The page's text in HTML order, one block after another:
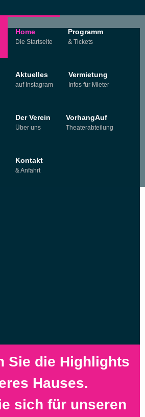
Home
Die Startseite
Programm
& Tickets
Aktuelles
auf Instagram
Vermietung
Infos für Mieter
Der Verein
Über uns
VorhangAuf
Theaterabteilung
Kontakt
& Anfahrt
Sie die Highlights
Hauses.
sich für unseren